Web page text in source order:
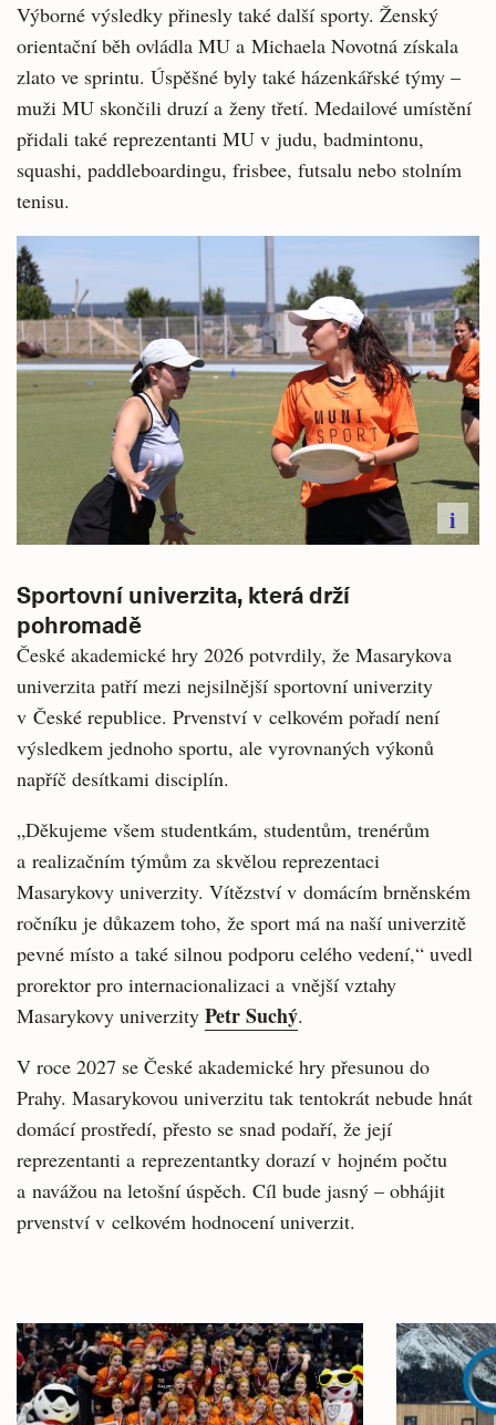
Výborné výsledky přinesly také další sporty. Ženský
orientační běh ovládla MU a Michaela Novotná získala
zlato ve sprintu. Úspěšné byly také házenkářské týmy –
muži MU skončili druzí a ženy třetí. Medailové umístění
přidali také reprezentanti MU v judu, badmintonu,
squashi, paddleboardingu, frisbee, futsalu nebo stolním
tenisu.
i
Sportovní univerzita, která drží
pohromadě
České akademické hry 2026 potvrdily, že Masarykova
univerzita patří mezi nejsilnější sportovní univerzity
v České republice. Prvenství v celkovém pořadí není
výsledkem jednoho sportu, ale vyrovnaných výkonů
napříč desítkami disciplín.
„Děkujeme všem studentkám, studentům, trenérům
a realizačním týmům za skvělou reprezentaci
Masarykovy univerzity. Vítězství v domácím brněnském
ročníku je důkazem toho, že sport má na naší univerzitě
pevné místo a také silnou podporu celého vedení,“ uvedl
prorektor pro internacionalizaci a vnější vztahy
Masarykovy univerzity Petr Suchý.
V roce 2027 se České akademické hry přesunou do
Prahy. Masarykovou univerzitu tak tentokrát nebude hnát
domácí prostředí, přesto se snad podaří, že její
reprezentanti a reprezentantky dorazí v hojném počtu
a navážou na letošní úspěch. Cíl bude jasný – obhájit
prvenství v celkovém hodnocení univerzit.
Související
články